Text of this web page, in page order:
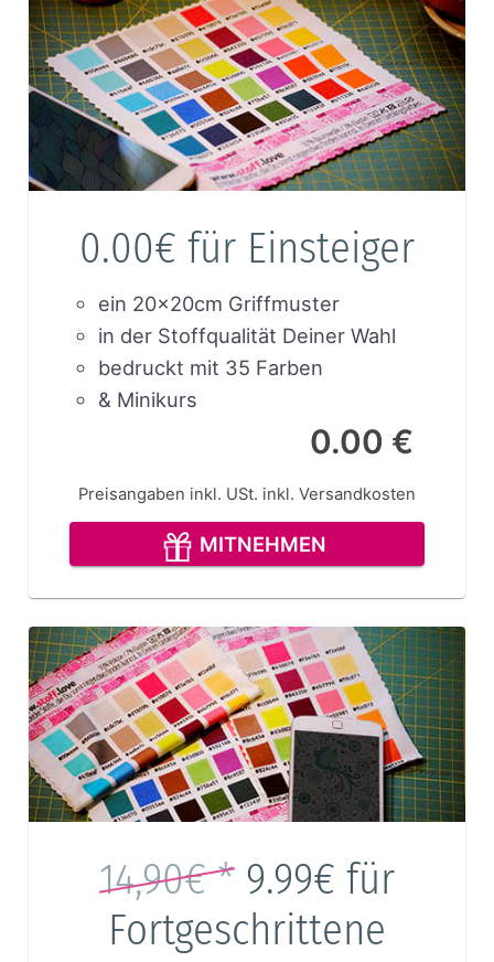
0.00€ für Einsteiger
ein 20x20cm Griffmuster
in der Stoffqualität Deiner Wahl
bedruckt mit 35 Farben
& Minikurs
0.00 €
Preisangaben inkl. USt. inkl. Versandkosten
MITNEHMEN
14,90€ * 9.99€ für
Fortgeschrittene